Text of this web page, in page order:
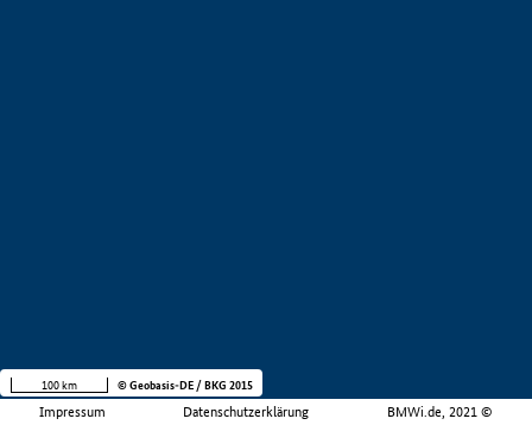
Impressum Datenschutzerklärung BMWi.de, 2021 ©
100 km © Geobasis-DE / BKG 2015